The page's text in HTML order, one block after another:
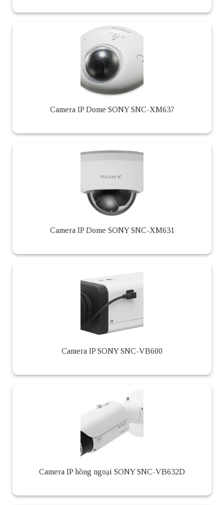
Camera IP Dome SONY SNC-XM637
Camera IP Dome SONY SNC-XM631
Camera IP SONY SNC-VB600
Camera IP hồng ngoại SONY SNC-VB632D